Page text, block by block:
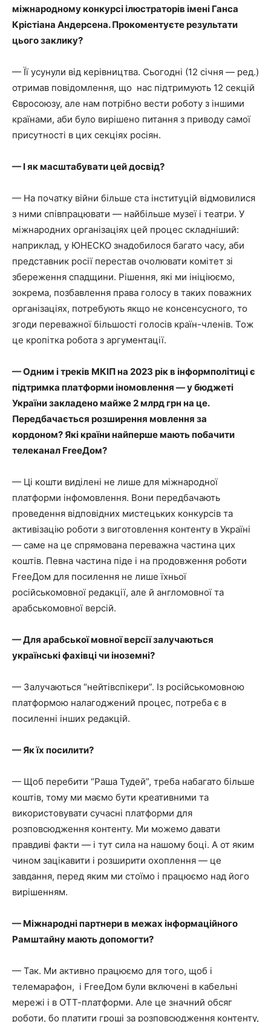
міжнародному конкурсі ілюстраторів імені Ганса
Крістіана Андерсена. Прокоментуєте результати
цього заклику?
— Її усунули від керівництва. Сьогодні (12 січня — ред.)
отримав повідомлення, що нас підтримують 12 секцій
Євросоюзу, але нам потрібно вести роботу з іншими
країнами, аби було вирішено питання з приводу самої
присутності в цих секціях росіян.
— І як масштабувати цей досвід?
— На початку війни більше ста інституцій відмовилися
з ними співпрацювати — найбільше музеї і театри. У
міжнародних організаціях цей процес складніший:
наприклад, у ЮНЕСКО знадобилося багато часу, аби
представник росії перестав очолювати комітет зі
збереження спадщини. Рішення, які ми ініціюємо,
зокрема, позбавлення права голосу в таких поважних
організаціях, потребують якщо не консенсусного, то
згоди переважної більшості голосів країн-членів. Тож
це кропітка робота з аргументації.
— Одним і треків МКІП на 2023 рік в інформполітиці є
підтримка платформи іномовлення — у бюджеті
України закладено майже 2 млрд грн на це.
Передбачається розширення мовлення за
кордоном? Які країни найперше мають побачити
телеканал FreeДом?
— Ці кошти виділені не лише для міжнародної
платформи інфомовлення. Вони передбачають
проведення відповідних мистецьких конкурсів та
активізацію роботи з виготовлення контенту в Україні
— саме на це спрямована переважна частина цих
коштів. Певна частина піде і на продовження роботи
FreeДом для посилення не лише їхньої
російськомовної редакції, але й англомовної та
арабськомовної версій.
— Для арабської мовної версії залучаються
українські фахівці чи іноземні?
— Залучаються “нейтівспікери”. Із російськомовною
платформою налагоджений процес, потреба є в
посиленні інших редакцій.
— Як їх посилити?
— Щоб перебити “Раша Тудей”, треба набагато більше
коштів, тому ми маємо бути креативними та
використовувати сучасні платформи для
розповсюдження контенту. Ми можемо давати
правдиві факти — і тут сила на нашому боці. А от яким
чином зацікавити і розширити охоплення — це
завдання, перед яким ми стоїмо і працюємо над його
вирішенням.
— Міжнародні партнери в межах інформаційного
Рамштайну мають допомогти?
— Так. Ми активно працюємо для того, щоб і
телемарафон, і FreeДом були включені в кабельні
мережі і в ОТТ-платформи. Але це значний обсяг
роботи, бо платити гроші за розповсюдження контенту,